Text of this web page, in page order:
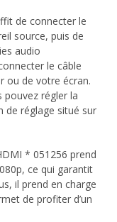
de connecter le
source, puis de
audio
le câble
ou de votre écran.
pouvez régler la
de réglage situé sur
* 051256 prend
ce qui garantit
il prend en charge
de profiter d’un